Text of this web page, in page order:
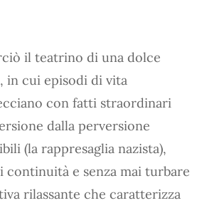
il teatrino di una dolce
in cui episodi di vita
con fatti straordinari
dalla perversione
(la rappresaglia nazista),
continuità e senza mai turbare
rilassante che caratterizza